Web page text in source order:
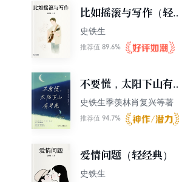
比如摇滚与写作（轻经
典）
史铁生
推荐值 89.6%
不要慌，太阳下山有月
光
史铁生季羡林肖复兴等著
推荐值 94.7%
爱情问题（轻经典）
史铁生